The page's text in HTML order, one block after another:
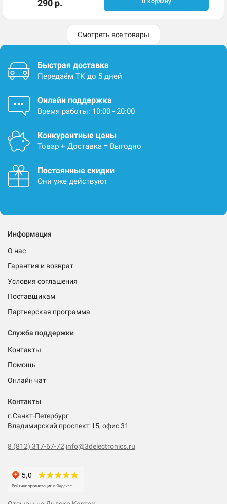
290 р.
Смотреть все товары
Быстрая доставка
Передаём ТК до 5 дней
Онлайн поддержка
Время работы: 10:00 - 20:00
Конкурентные цены
Товар + Доставка = Выгодно
Постоянные скидки
Они уже действуют
Информация
О нас
Гарантия и возврат
Условия соглашения
Поставщикам
Партнерская программа
Служба поддержки
Контакты
Помощь
Онлайн чат
Контакты
г.Санкт-Петербург
Владимирский проспект 15, офис 31
8 (812) 317-67-72 info@3delectronics.ru